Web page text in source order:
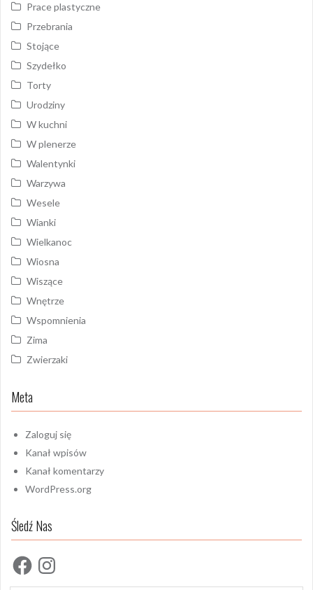
Prace plastyczne
Przebrania
Stojące
Szydełko
Torty
Urodziny
W kuchni
W plenerze
Walentynki
Warzywa
Wesele
Wianki
Wielkanoc
Wiosna
Wiszące
Wnętrze
Wspomnienia
Zima
Zwierzaki
Meta
Zaloguj się
Kanał wpisów
Kanał komentarzy
WordPress.org
Śledź Nas
FacebookInstagram